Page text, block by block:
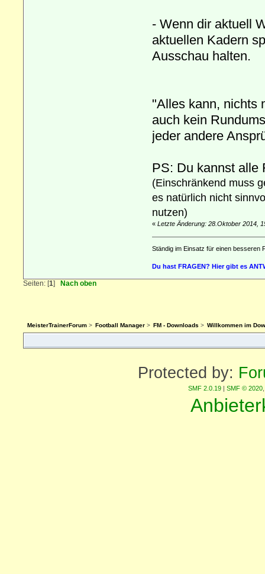
- Wenn dir aktuell
aktuellen Kadern
Ausschau halten.
"Alles kann, nichts
auch kein
jeder andere
PS: Du kannst alle
(Einschränkend muss
es natürlich nicht
nutzen)
« Letzte Änderung: 28.Oktober 2014,
Ständig im Einsatz für einen besseren
Du hast FRAGEN? Hier gibt es
Seiten: [1]Nach oben
MeisterTrainerForum> Football Manager> FM - Downloads > Willkommen im
Protected by:
SMF 2.0.19 SMF © 2020